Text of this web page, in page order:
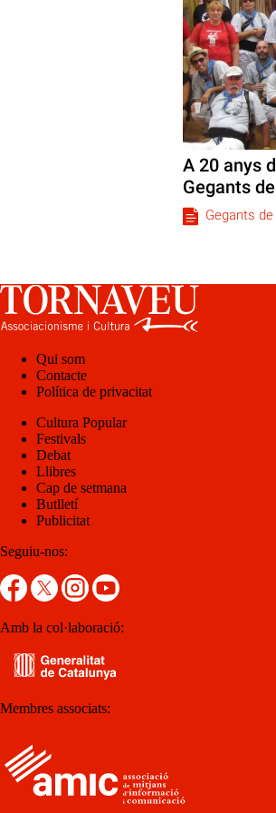
A 20 anys
Gegants
Gegants
Qui som
Contacte
Política de privacitat
Cultura Popular
Festivals
Debat
Llibres
Cap de setmana
Butlletí
Publicitat
Seguiu-nos:
Amb la col·laboració:
Membres associats: